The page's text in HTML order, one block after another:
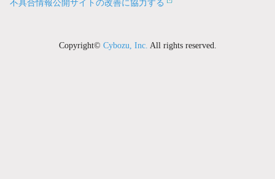
不具合情報公開サイトの改善に協力する
Copyright© Cybozu, Inc. All rights reserved.